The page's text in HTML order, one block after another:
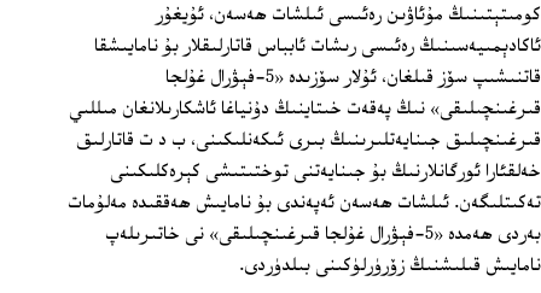
كومىتېتىنىڭ مۇئاۋىن رەئىسى ئىلشات ھەسەن، ئۇيغۇر
ئاكادېمىيەسىنىڭ رەئىسى رىشات ئابباس قاتارلىقلار بۇ نامايىشقا
قاتنىشىپ سۆز قىلغان، ئۇلار سۆزىدە «5-فېۋرال غۇلجا
قىرغىنچىلىقى» نىڭ پەقەت خىتاينىڭ دۇنياغا ئاشكارىلانغان مىللىي
قىرغىنچىلىق جىنايەتلىرىنىڭ بىرى ئىكەنلىكىنى، ب د ت قاتارلىق
خەلقئارا ئورگانلارنىڭ بۇ جىنايەتنى توختىتىشى كېرەكلىكىنى
تەكىتلىگەن. ئىلشات ھەسەن ئەپەندى بۇ نامايىش ھەققىدە مەلۇمات
بەردى ھەمدە «5-فېۋرال غۇلجا قىرغىنچىلىقى» نى خاتىرىلەپ
نامايىش قىلىشنىڭ زۆرۈرلۈكىنى بىلدۈردى.